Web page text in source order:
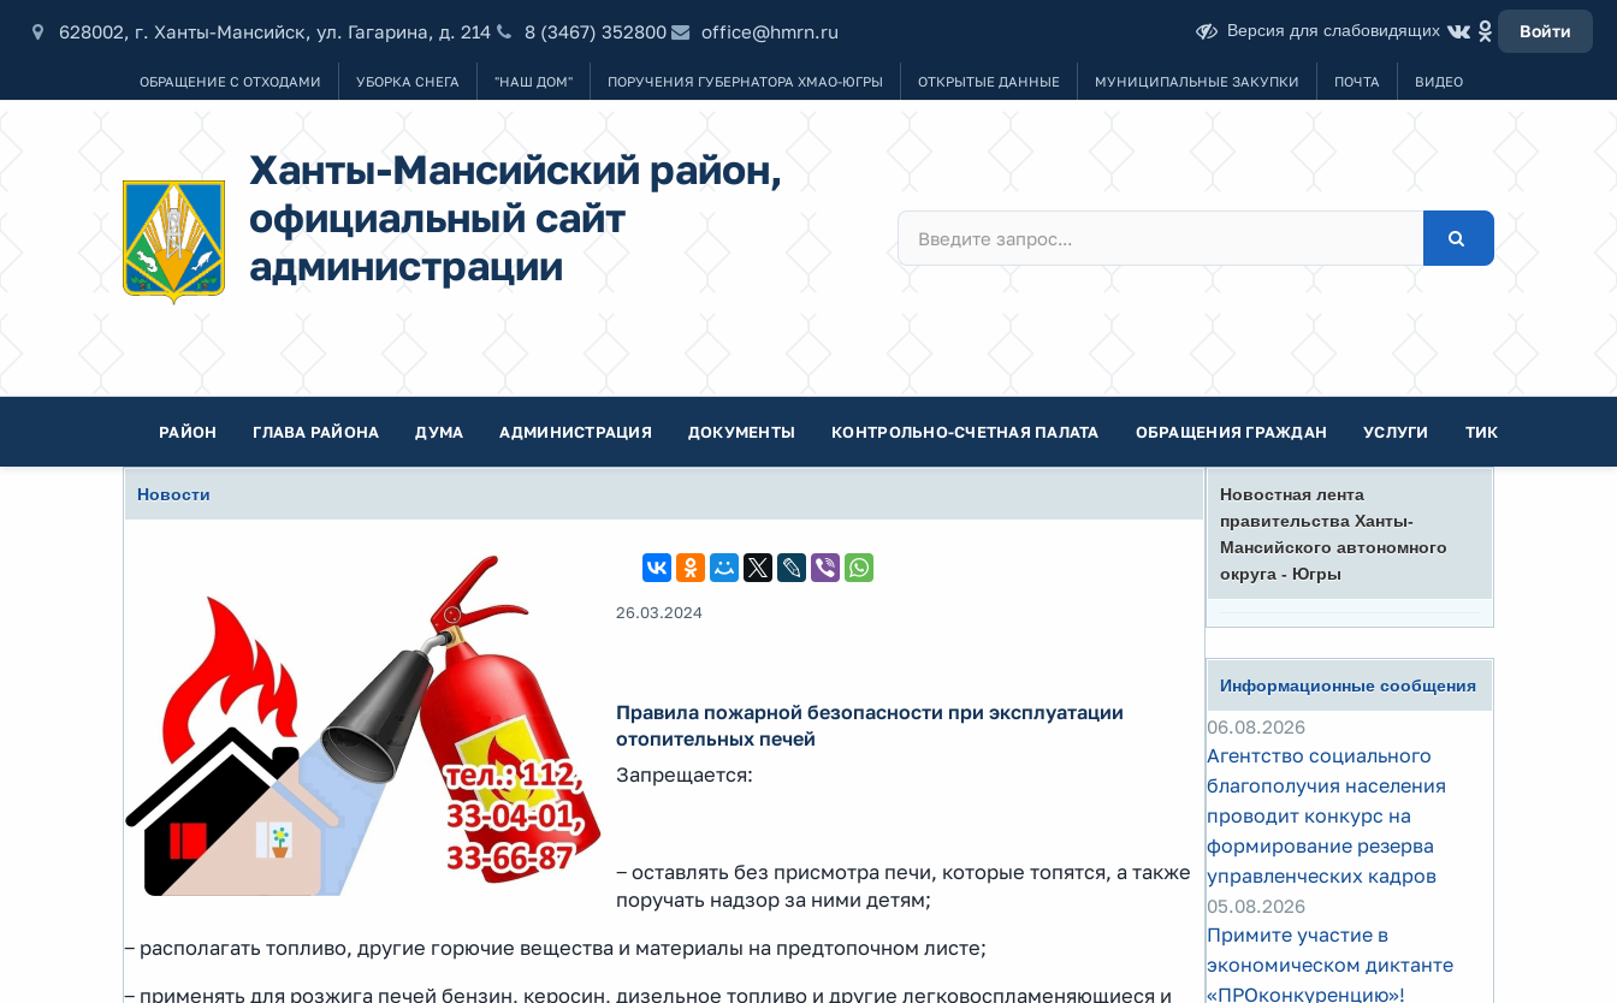
628002, г. Ханты-Мансийск, ул. Гагарина, д. 214 8 (3467) 352800 office@hmrn.ru Версия для слабовидящих Войти
ОБРАЩЕНИЕ С ОТХОДАМИ УБОРКА СНЕГА "НАШ ДОМ" ПОРУЧЕНИЯ ГУБЕРНАТОРА ХМАО-ЮГРЫ ОТКРЫТЫЕ ДАННЫЕ МУНИЦИПАЛЬНЫЕ ЗАКУПКИ ПОЧТА ВИДЕО
Ханты-Мансийский район,
официальный сайт
администрации
РАЙОН ГЛАВА РАЙОНА ДУМА АДМИНИСТРАЦИЯ ДОКУМЕНТЫ КОНТРОЛЬНО-СЧЕТНАЯ ПАЛАТА ОБРАЩЕНИЯ ГРАЖДАН УСЛУГИ ТИК
Новости
26.03.2024
Правила пожарной безопасности при эксплуатации
отопительных печей
Запрещается:
‒ оставлять без присмотра печи, которые топятся, а также
поручать надзор за ними детям;
‒ располагать топливо, другие горючие вещества и материалы на предтопочном листе;
‒ применять для розжига печей бензин, керосин, дизельное топливо и другие легковоспламеняющиеся и
Новостная лента
правительства Ханты-
Мансийского автономного
округа - Югры
Информационные сообщения
06.08.2026
Агентство социального
благополучия населения
проводит конкурс на
формирование резерва
управленческих кадров
05.08.2026
Примите участие в
экономическом диктанте
«ПРОконкуренцию»!